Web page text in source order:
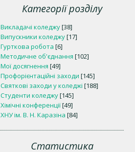
Категорії розділу
Викладачі коледжу[38]
Випускники коледжу[17]
Гурткова робота [6]
Методичне об'єднання [102]
Мої досягнення [49]
Профорієнтаційні заходи [145]
Святкові заходи у коледжі [188]
Студенти коледжу[145]
Хімічні конференції[49]
ХНУ ім. В. Н. Каразіна [84]
Статистика